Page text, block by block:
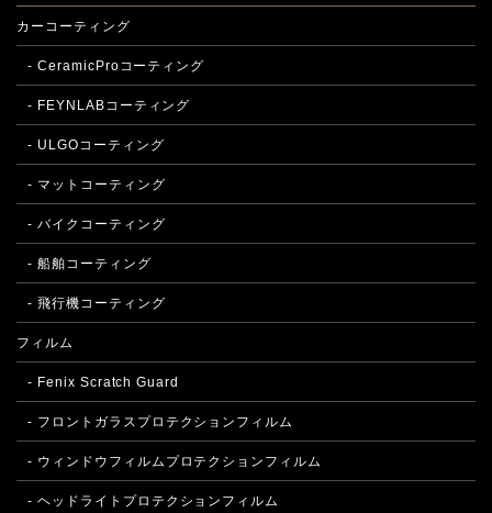
カーコーティング
- CeramicProコーティング
- FEYNLABコーティング
- ULGOコーティング
- マットコーティング
- バイクコーティング
- 船舶コーティング
- 飛行機コーティング
フィルム
- Fenix Scratch Guard
- フロントガラスプロテクションフィルム
- ウィンドウフィルムプロテクションフィルム
- ヘッドライトプロテクションフィルム